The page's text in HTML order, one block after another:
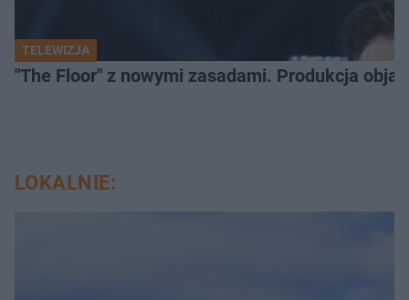
TELEWIZJA
"The Floor" z nowymi zasadami. Produkcja
LOKALNIE: